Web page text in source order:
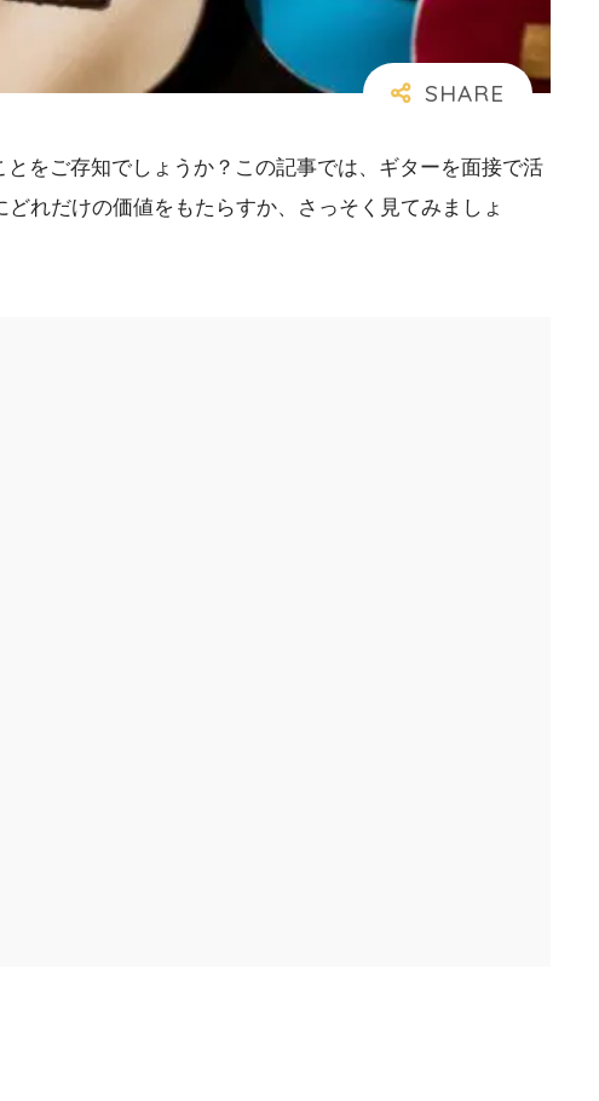
をご存知でしょうか？この記事では、ギターを面接で活
れだけの価値をもたらすか、さっそく見てみましょ